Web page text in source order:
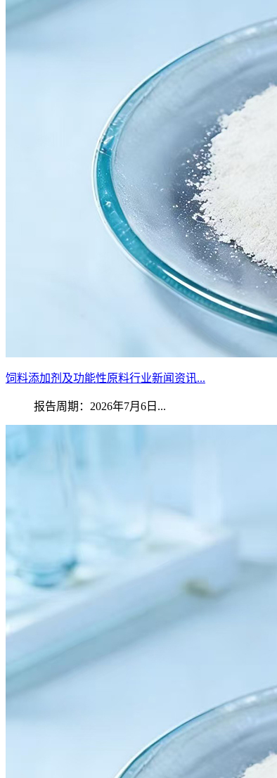
饲料添加剂及功能性原料行业新闻资讯...
报告周期：2026年7月6日...